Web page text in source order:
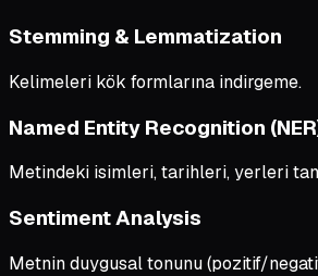
Stemming & Lemmatization
Kelimeleri kök formlarına indirgeme.
Named Entity Recognition
Metindeki isimleri, tarihleri, yerleri
Sentiment Analysis
Metnin duygusal tonunu (pozitif/